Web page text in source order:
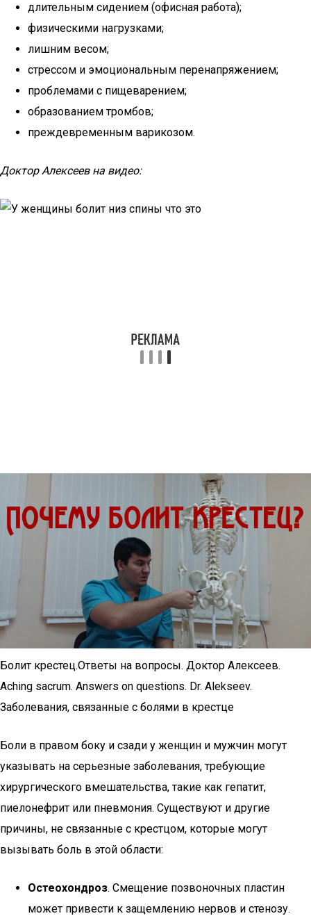
длительным сидением (офисная работа);
физическими нагрузками;
лишним весом;
стрессом и эмоциональным перенапряжением;
проблемами с пищеварением;
образованием тромбов;
преждевременным варикозом.
Доктор Алексеев на видео:
Болит крестец.Ответы на вопросы. Доктор Алексеев.
Aching sacrum. Answers on questions. Dr. Alekseev.
Заболевания, связанные с болями в крестце
Боли в правом боку и сзади у женщин и мужчин могут
указывать на серьезные заболевания, требующие
хирургического вмешательства, такие как гепатит,
пиелонефрит или пневмония. Существуют и другие
причины, не связанные с крестцом, которые могут
вызывать боль в этой области:
Остеохондроз. Смещение позвоночных пластин
может привести к защемлению нервов и стенозу.